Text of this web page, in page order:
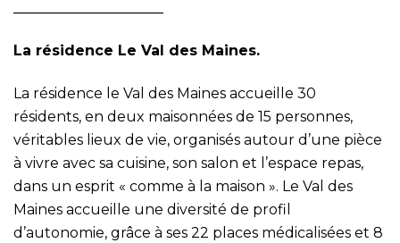
La résidence Le Val des Maines.
La résidence le Val des Maines accueille 30
résidents, en deux maisonnées de 15 personnes,
véritables lieux de vie, organisés autour d’une pièce
à vivre avec sa cuisine, son salon et l’espace repas,
dans un esprit « comme à la maison ». Le Val des
Maines accueille une diversité de profil
d’autonomie, grâce à ses 22 places médicalisées et 8